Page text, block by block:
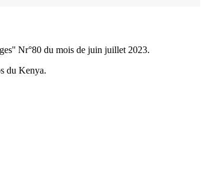
Nr°80 du mois de juin juillet 2023.
du Kenya.